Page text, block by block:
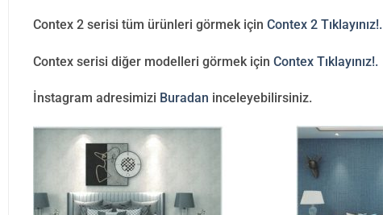
Contex 2 serisi tüm ürünleri görmek için Contex 2 Tıklayınız!.
Contex serisi diğer modelleri görmek için Contex Tıklayınız!.
İnstagram adresimizi Buradan inceleyebilirsiniz.